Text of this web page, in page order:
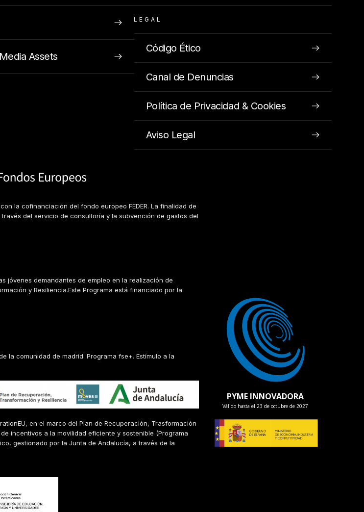
LEGAL
Código Ético
Canal de Denuncias
Política de Privacidad & Cookies
Aviso Legal
Assets
la cofinanciación del fondo europeo FEDER. La finalidad de
del servicio de consultoría y la subvención de gastos del
jóvenes demandantes de empleo en la realización de
y Resiliencia.Este Programa está financiado por la
la comunidad de madrid. Programa fse+. Estímulo a la
en el marco del Plan de Recuperación, Trasformación
incentivos a la movilidad eficiente y sostenible (Programa
gestionado por la Junta de Andalucía, a través de la
PYME INNOVADORA
Válido hasta el 23 de octubre de 2027